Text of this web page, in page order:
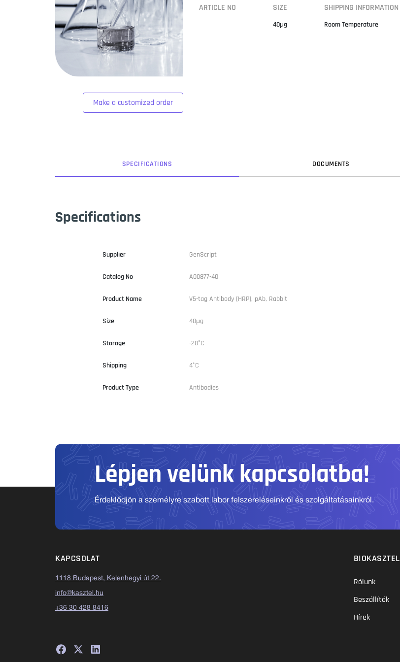
Make a customized order
ARTICLE NO SIZE
40μg
SHIPPING INFORMATION
Room Temperature
SPECIFICATIONS DOCUMENTS
Specifications
Supplier GenScript
Catalog No A00877-40
Product Name V5-tag Antibody [HRP], pAb, Rabbit
Size 40μg
Storage -20°C
Shipping 4°C
Product Type Antibodies
Lépjen velünk kapcsolatba!
Érdeklődjön a személyre szabott labor felszereléseinkről és szolgáltatásainkról.
KAPCSOLAT
1118 Budapest, Kelenhegyi út 22.
info@kasztel.hu
+36 30 428 8416
BIOKASZTEL
Rólunk
Beszállítók
Hírek